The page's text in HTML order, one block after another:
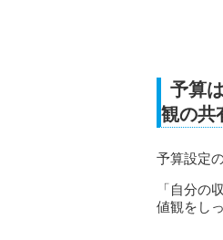
予算
観の共
予算設定
「自分の
値観をし